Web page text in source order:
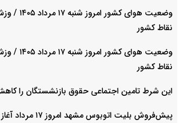
وضعیت هوای
نقاط کشور
وضعیت هوای
نقاط کشور
این شرط تامین اجتماعی حقوق بازنشستگان را
پیش‌فروش بلیت اتوبوس مشهد امروز ۱۷ مرداد آغاز می‌شود